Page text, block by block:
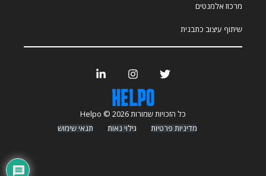
מרכוז אלמנטים
שיתוף עיצוב כתבנית
כל הזכויות שמורות Helpo © 2026
מדיניות פרטיות
גילוי נאות תנאי שימוש